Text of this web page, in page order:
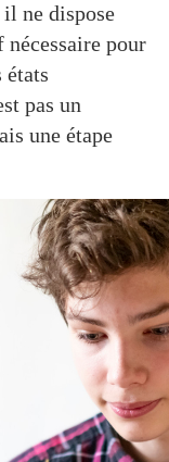
ne dispose
pour
pas un
une étape